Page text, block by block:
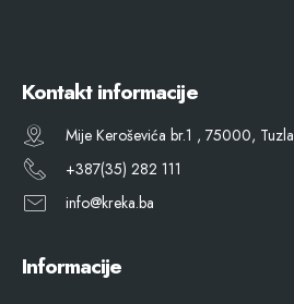
Kontakt informacije
Mije Keroševića br.1 , 75000, Tuzla
+387(35) 282 111
info@kreka.ba
Informacije